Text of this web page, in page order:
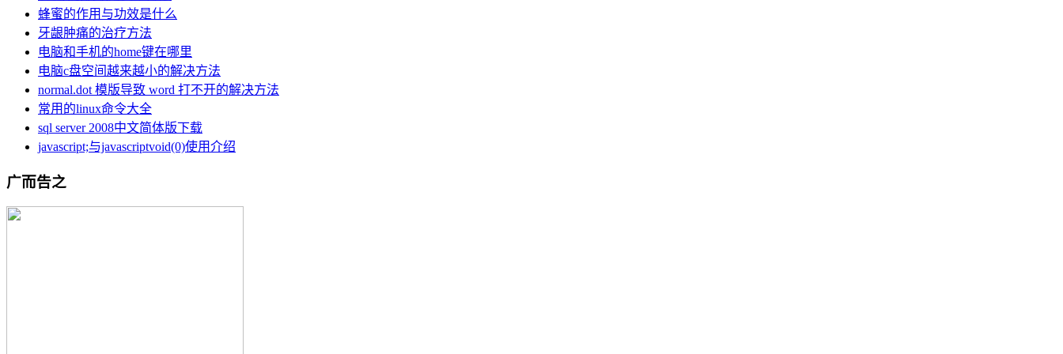
蜂蜜的作用与功效是什么
牙龈肿痛的治疗方法
电脑和手机的home键在哪里
电脑c盘空间越来越小的解决方法
normal.dot 模版导致 word 打不开的解决方法
常用的linux命令大全
sql server 2008中文简体版下载
javascript;与javascriptvoid(0)使用介绍
广而告之